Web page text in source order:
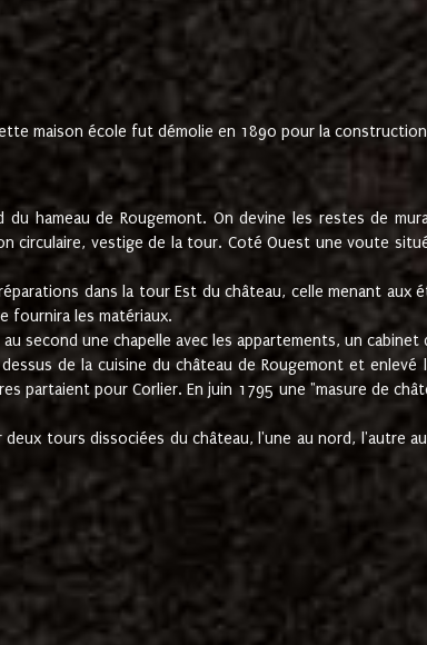
maison école fut démolie en 1890 pour la
hameau de Rougemont. On devine les restes de
circulaire, vestige de la tour. Coté Ouest une voute
dans la tour Est du château, celle menant aux
fournira les matériaux.
second une chapelle avec les appartements, un cabinet
de la cuisine du château de Rougemont et enlevé
pour Corlier. En juin 1795 une "masure de
tours dissociées du château, l'une au nord, l'autre